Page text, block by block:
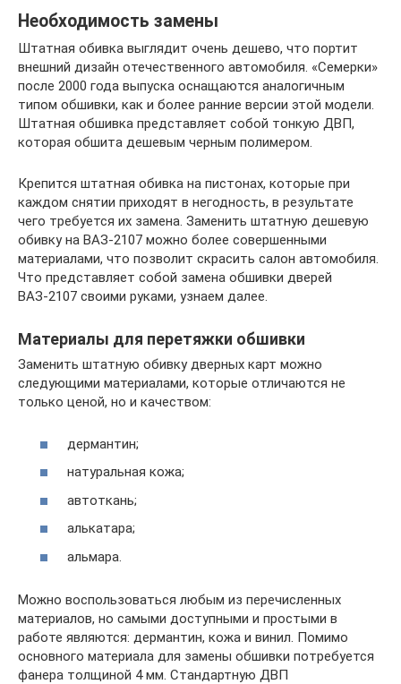
Необходимость замены
Штатная обивка выглядит очень дешево, что портит
внешний дизайн отечественного автомобиля. «Семерки»
после 2000 года выпуска оснащаются аналогичным
типом обшивки, как и более ранние версии этой модели.
Штатная обшивка представляет собой тонкую ДВП,
которая обшита дешевым черным полимером.
Крепится штатная обивка на пистонах, которые при
каждом снятии приходят в негодность, в результате
чего требуется их замена. Заменить штатную дешевую
обивку на ВАЗ-2107 можно более совершенными
материалами, что позволит скрасить салон автомобиля.
Что представляет собой замена обшивки дверей
ВАЗ-2107 своими руками, узнаем далее.
Материалы для перетяжки обшивки
Заменить штатную обивку дверных карт можно
следующими материалами, которые отличаются не
только ценой, но и качеством:
дермантин;
натуральная кожа;
автоткань;
алькатара;
альмара.
Можно воспользоваться любым из перечисленных
материалов, но самыми доступными и простыми в
работе являются: дермантин, кожа и винил. Помимо
основного материала для замены обшивки потребуется
фанера толщиной 4 мм. Стандартную ДВП